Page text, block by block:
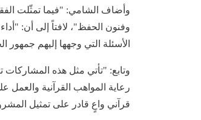
وأضاف الشامي: "فيما تمثّلت
وفنون الحفظ"، لافتاً إلى أن:
الأسئلة التي وجهها إليهم
وتابع: "تأتي مثل هذه المشاركات
رعاية المواهب القرآنية والعمل
قرآني واعٍ قادر على تمثيل